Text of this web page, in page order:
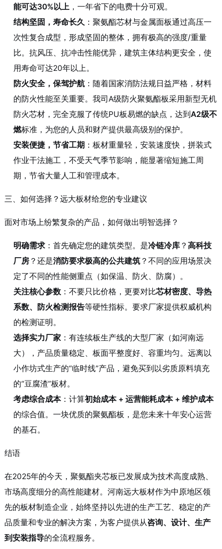
能可达30%以上，一年省下的电费十分可观。
结构坚固，寿命长久：聚氨酯芯材与金属面板通过高压一
次性复合成型，形成坚固的整体，拥有极高的强度/重量
比。抗风压、抗冲击性能优异，建筑主体结构更安全，使
用寿命可达20年以上。
防火安全，保驾护航：随着国家消防法规日益严格，材料
的防火性能至关重要。我司A级防火聚氨酯板采用新型无机
防火芯材，完全克服了传统PU板易燃的缺点，达到 A2级不
燃标准，为您的人员和财产提供最高级别的保护。
安装便捷，节省工期 ：板材重量轻，安装速度快，拼装式
作业干法施工，不受天气季节影响，能显著缩短施工周
期，节省大量人工和管理成本。
三、如何选择？远大板材给您的专业建议
面对市场上纷繁复杂的产品，如何做出明智选择？
明确需求：首先确定您的建筑类型。是冷链冷库？ 高科技
厂房？还是消防要求极高的公共建筑？不同的应用场景决
定了不同的性能侧重点（如保温、防火、防腐）。
关注核心参数：不要只比价格，更要对比芯材密度、导热
系数、防火检测报告等硬性指标。要求厂家提供权威机构
的检测证明。
选择实力厂家：有连续板生产线的大型厂家（如河南远
大），产品质量稳定、板面平整度好、容重均匀。远离以
小作坊式生产的“临时线”产品，避免买到以劣质原料填充
的“豆腐渣”板材。
考虑综合成本：计算初始成本 + 运营能耗成本 + 维护成本
的综合值。一块优质的聚氨酯板，是您未来十年安心运营
的基石。
结语
在2025年的今天，聚氨酯夹芯板已发展成为技术高度成熟、
市场高度细分的高性能建材。河南远大板材作为中原地区领
先的板材制造企业，始终坚持以先进的生产工艺、稳定的产
品质量和专业的解决方案，为客户提供从咨询、设计、生产
到安装指导的全流程服务。